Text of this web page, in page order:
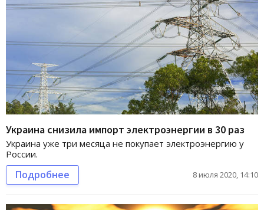
Украина снизила импорт электроэнергии в 30 раз
Украина уже три месяца не покупает электроэнергию у
России.
Подробнее 8 июля 2020, 14:10